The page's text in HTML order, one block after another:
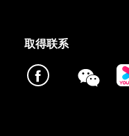
取得联系